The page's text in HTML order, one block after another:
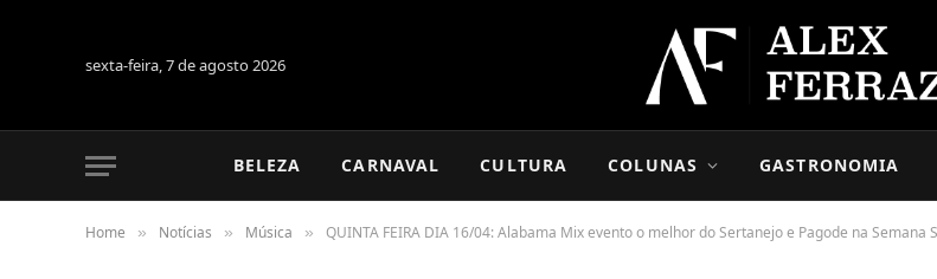
sexta-feira, 7 de agosto 2026
BELEZA CARNAVAL CULTURA COLUNAS GASTRONOMIA
Home » Notícias » Música » QUINTA FEIRA DIA 16/04: Alabama Mix evento o melhor do Sertanejo e Pagode na Semana